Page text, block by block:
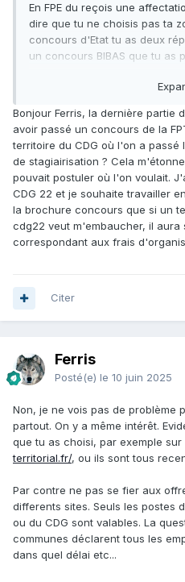
En FPE du reçois une
dire que tu ne choisis pas ta
concours d'Etat tu as deux
un concours BIBAS que tu as
http://www.enssib.fr/content/
poste au niveau national
d'une liste de postes vacants.
postes disponibles tu vois
sur Paris et zone Paris) . C'est
postes à pourvoir. Sur le site
"Les nominations s'effectuant
candidat est placé, plus il a de
ou l'une des affectations
le BIBAS est en principe
qu'après un an.
Si tu as passé un concours
bibliothèque dans un CDG
de me couper la chique, il y a
(FPE)...
Ceci dit, même pour la
plutôt problématique. Donc,
considérer que dans les
titularisation, donc une année
Bonjour Ferris, la dernière partie
avoir passé un concours de la
territoire du CDG où l'on a
de stagiairisation ? Cela
pouvait postuler où l'on voulait.
CDG 22 et je souhaite travailler
la brochure concours que si un
cdg22 veut m'embaucher, il aura
correspondant aux frais
Citer
Ferris
Posté(e) le 10 juin 2025
Non, je ne vois pas de problème
partout. On y a même intérêt.
que tu as choisi, par exemple sur
territorial.fr/, ou ils sont tous
Par contre ne pas se fier aux
differents sites. Seuls les postes
ou du CDG sont valables. La
communes déclarent tous les
dans quel délai etc...